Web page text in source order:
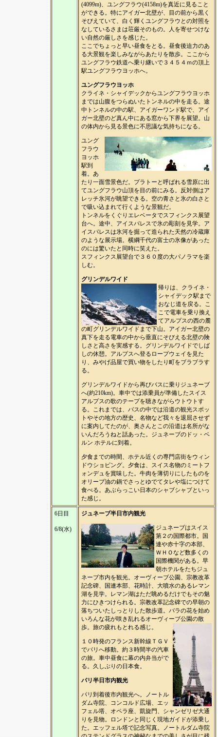
(4099m)、ユングフラウ(4158m)を真近に見ること
ができる。特にアイガー北壁が、目の前から黒く
そびえていて、白く輝くユングフラウとの対照を
なしているさまは荘厳そのもの。人を寄せつけな
い自然の厳しさを感じた。
ここでちょっと早い昼食をとる。昼食後迫力のあ
る大景観を楽しみながらあたりを散歩。ここから
ユングフラウ鉄道へ乗り継いで３４５４ｍの頂上
駅ユングフラウヨッホへ。
ユングフラウヨッホ
クライネ・シャイデックからユングフラウヨッホ
までは山腹をつらぬいたトンネルの中を走る。途
中トンネルの中の駅、アイガーワンド駅で、アイ
ガー北壁のど真ん中にある窓から下界を展望。山
の体内から見る景色に不思議な気持ちになる。
ユング
フラウ
ヨッホ
駅到
着。あ
たり一面雪景色だ。プラトーと呼ばれる雪原に出
てユングフラウ山頂を目の前にみる。反対側はア
レッチ氷河が眺望できる。空の青さと氷の白さと
で吸い込まれて行くような景観だ。
トンネルをくぐりエレベータでスフィンクス展望
台へ。途中、アイスパレスで氷の彫刻を見学。ア
イスパレスは氷河を掘って造られた天然の冷蔵庫
のような展示場。横綱千代の富士の氷像があった
のには驚いたと同時に笑えた。
スフィンクス展望台で３６０度の大パノラマを楽
しむ。
グリンデルワイド
帰りは、クライネ・
シャイデック駅まで
おなじ道を戻る。こ
こで電車を乗り換え
てアルプスの西の麓
の町グリンデルワイドまで下山。アイガー北壁の
真下を走る電車の中から垂直にそびえる北壁の険
しさと高さを実感する。グリンデルワイドでしば
しの休憩。アルプスへ登るロープウェイを見た
り、みやげ品屋で買い物をしたり町をブラブラす
る。
グリンデルワイドから再びバスに乗りジュネーブ
へ(約210km)。車中では添乗員が準備したスイス
アルプスの歌のテープを聴きながらウトウトす
る。これまでは、バスの中では沿道の観光スポッ
トやその地方の歴史、名物など我々を退屈させず
に案内してたのが、奥さんとこの沿道は名所がな
いんだろうねと話あった。ジュネーブのドッ・ベ
ルン ホテルに到着。
夕食までの時間、ホテル近くの専門店街をウィン
ドウショピング。夕食は、スイス名物のミートフ
ォンデュを賞味した。牛肉を薄切りにしたものを
オリーブ油の鍋でさっとゆでてタレや塩につけて
食べる。あぶらっこい日本のシャブシャブといっ
た感じ。
6日目
6/8(水)
ジュネーブ半日市内観光
ジュネーブはスイス
第２の国際都市。国
連や赤十字の本部、
ＷＨＯなど数多くの
国際機関がある。早
朝ホテルをたちジュ
ネーブ市内を観光。オーヴィーブ公園、宗教改革
記念碑、国連本部、花時計、大噴水のあるレマン
湖を見学。レマン湖はただ眺めるだけでもその魅
力にひきつけられる。宗教改革記念碑での早朝の
落ちついたしっとりした散歩道。バラの花を始め
いろんな花が咲き乱れるオーヴィーブ公園の散
歩。旅の疲れもとれる感じ。
１０時発のフランス新幹線ＴＧＶ
でパリへ移動。約３時間半の汽車
の旅。車中昼食に幕の内弁当がで
る。久しぶりの日本食。
パリ半日市内観光
パリ到着後市内観光へ。ノートル
ダム寺院、コンコルド広場、エッ
フェル塔、オペラ座、凱旋門、シャンゼリゼ大通
りを見物。ロンドンと同じく現地ガイドが添乗し
た。エッフェル塔で記念写真。ノートルダム寺院